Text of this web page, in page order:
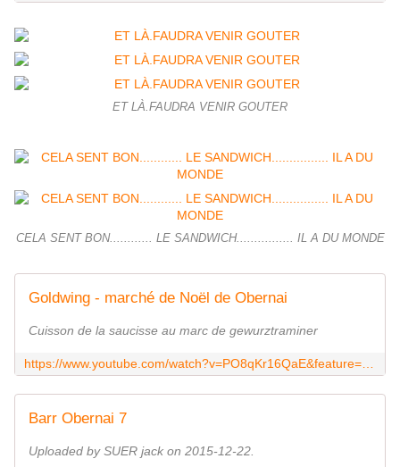
ET LÀ.FAUDRA VENIR GOUTER
CELA SENT BON............ LE SANDWICH................ IL A DU MONDE
Goldwing - marché de Noël de Obernai
Cuisson de la saucisse au marc de gewurztraminer
Barr Obernai 7
Uploaded by SUER jack on 2015-12-22.